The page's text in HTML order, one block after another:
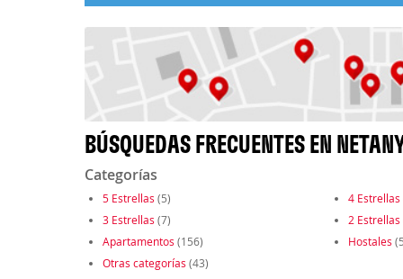
BÚSQUEDAS FRECUENTES EN
Categorías
5 Estrellas (5) 4 Estrellas
3 Estrellas (7) 2 Estrellas
Apartamentos (156) Hostales
Otras categorías (43)